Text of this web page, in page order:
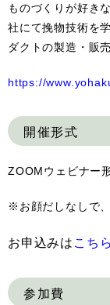
ものづくりが好き
社にて挽物技術を
ダクトの製造・販
https://
開催形式
ZOOMウェビナー
※お顔だしなしで
お申込みは こち
参加費